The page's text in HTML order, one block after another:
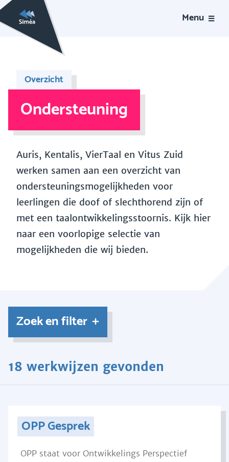
Menu
Overzicht
Ondersteuning
Auris, Kentalis, VierTaal en Vitus Zuid
werken samen aan een overzicht van
ondersteuningsmogelijkheden voor
leerlingen die doof of slechthorend zijn of
met een taalontwikkelingsstoornis. Kijk hier
naar een voorlopige selectie van
mogelijkheden die wij bieden.
Zoek en filter
18 werkwijzen gevonden
OPP Gesprek
OPP staat voor Ontwikkelings Perspectief